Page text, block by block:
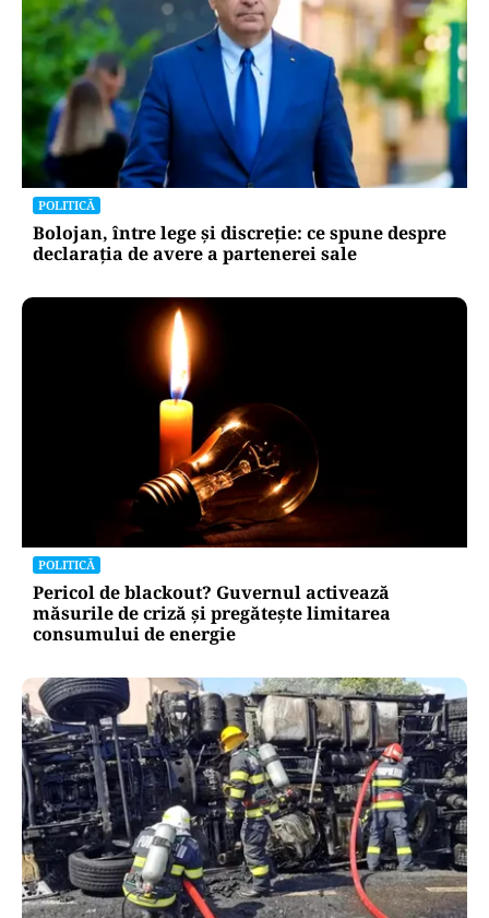
POLITICĂ
Bolojan, între lege și discreție: ce spune despre
declarația de avere a partenerei sale
POLITICĂ
Pericol de blackout? Guvernul activează
măsurile de criză și pregătește limitarea
consumului de energie